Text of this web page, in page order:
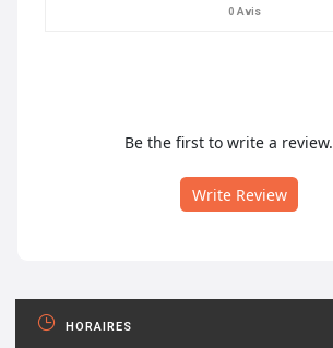
0 Avis
Be the first to write a review.
Write Review
HORAIRES